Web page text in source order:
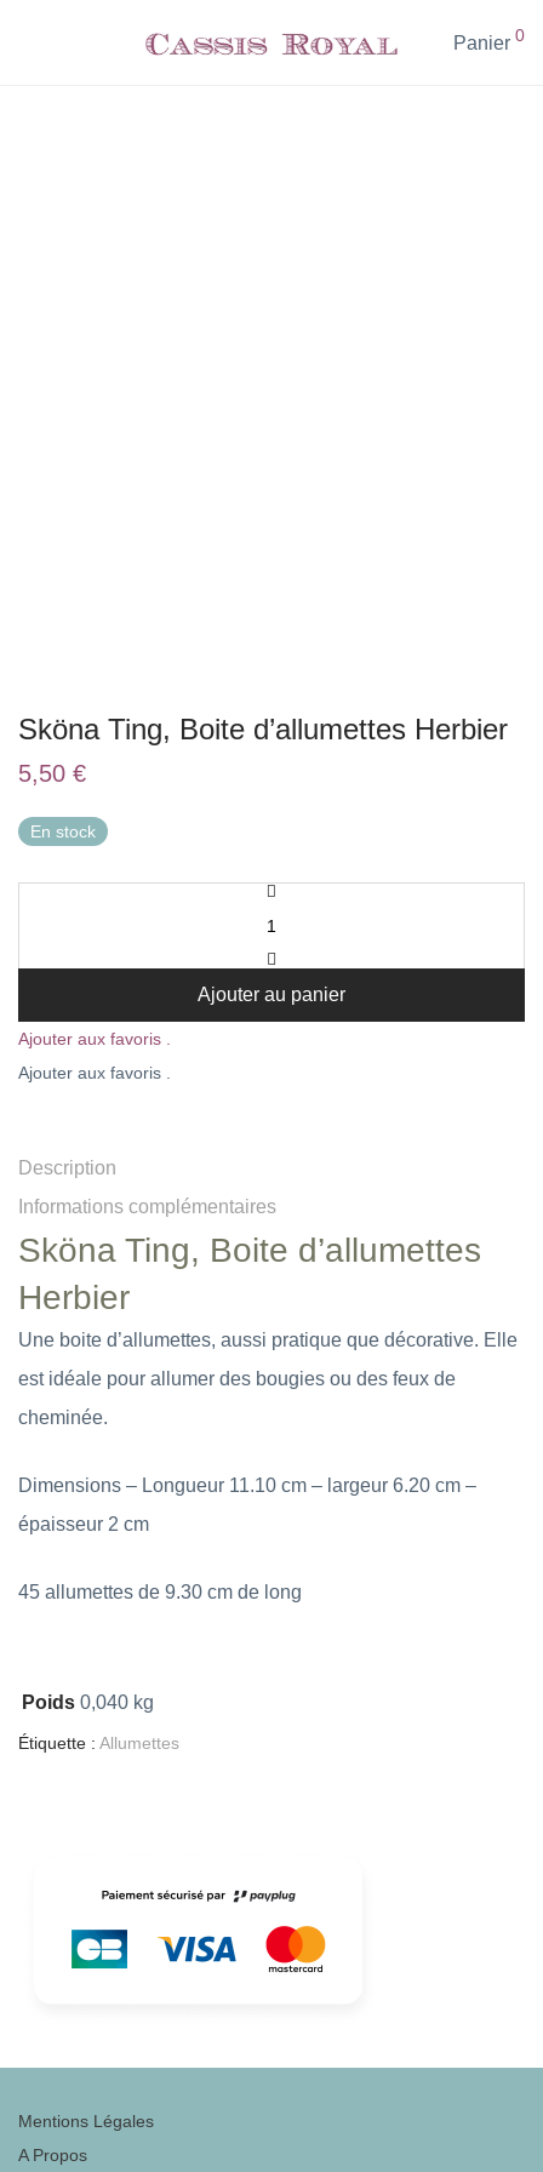
Panier 0
Sköna Ting, Boite d’allumettes Herbier
5,50 €
En stock
Ajouter au panier
Ajouter aux favoris .
Ajouter aux favoris .
Description
Informations complémentaires
Sköna Ting, Boite d’allumettes
Herbier
Une boite d’allumettes, aussi pratique que décorative. Elle
est idéale pour allumer des bougies ou des feux de
cheminée.
Dimensions – Longueur 11.10 cm – largeur 6.20 cm –
épaisseur 2 cm
45 allumettes de 9.30 cm de long
Poids 0,040 kg
Étiquette : Allumettes
Mentions Légales
A Propos